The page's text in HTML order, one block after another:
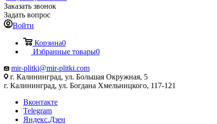
Заказать звонок
Задать вопрос
Войти
Корзина0
Избранные товары0
mir-plitki@mir-plitki.com
г. Калининград, ул. Большая Окружная, 5
г. Калининград, ул. Богдана Хмельницкого, 117-121
Вконтакте
Telegram
Яндекс.Дзен